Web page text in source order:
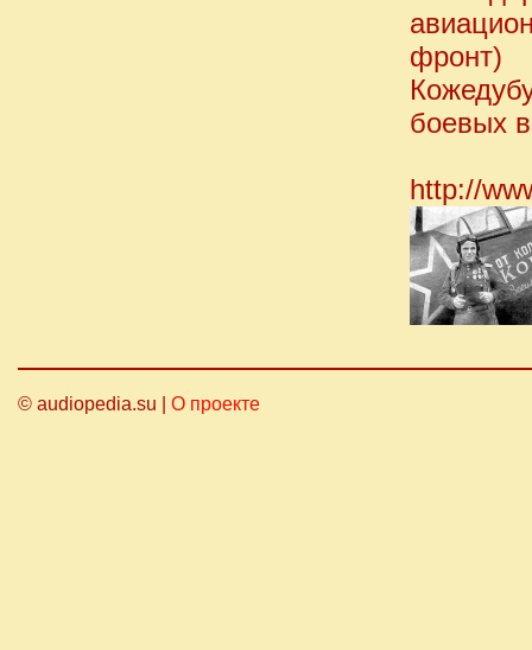
фронт)
боевых
http://
© audiopedia.su | О проекте